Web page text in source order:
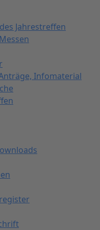
Jahrestreffen
Infomaterial